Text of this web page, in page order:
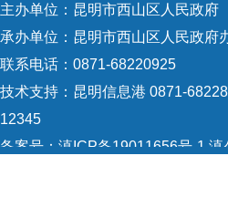
主办单位：昆明市西山区人民政府
承办单位：昆明市西山区人民政府
联系电话：0871-68220925
技术支持： 昆明信息港 0871-
12345
备案号： 滇ICP备19011656号-1 滇